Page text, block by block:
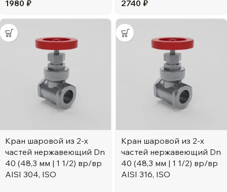
1980 ₽
2740 ₽
Кран шаровой из 2-х
частей нержавеющий Dn
40 (48,3 мм | 1 1/2) вр/вр
AISI 304, ISO
Кран шаровой из 2-х
частей нержавеющий Dn
40 (48,3 мм | 1 1/2) вр/вр
AISI 316, ISO